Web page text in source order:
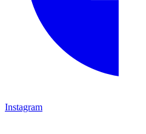
Instagram